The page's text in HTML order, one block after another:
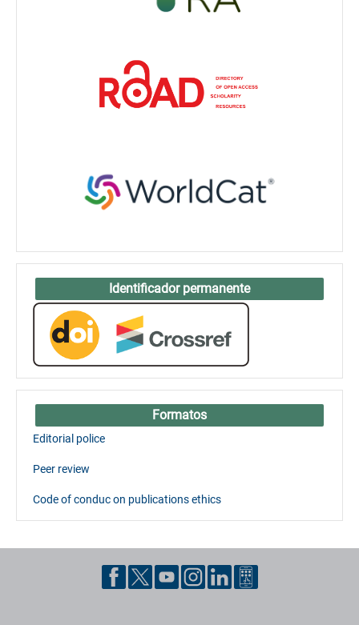
Identificador permanente
Formatos
Editorial police
Peer review
Code of conduc on publications ethics